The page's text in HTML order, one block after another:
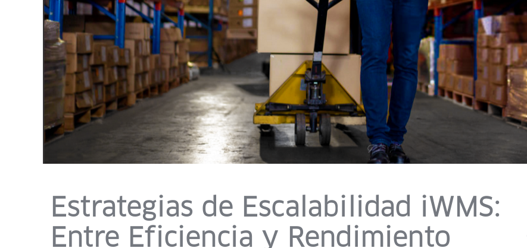
Estrategias de Escalabilidad iWMS:
Entre Eficiencia y Rendimiento